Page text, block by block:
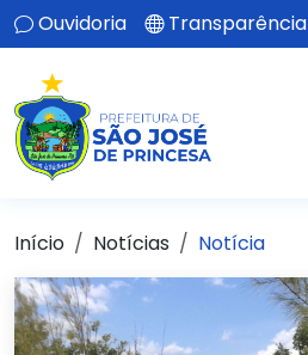
Ouvidoria Transparência
Início Notícias Notícia